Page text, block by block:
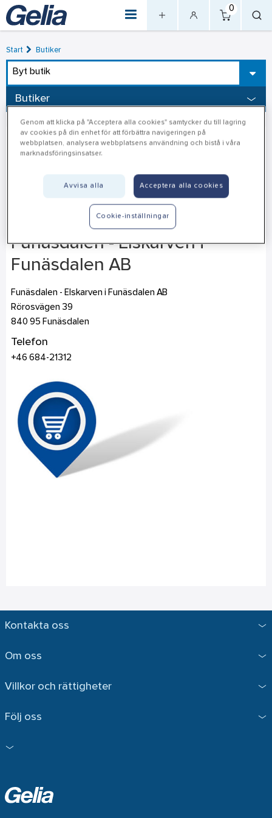
0
Start Butiker
Byt butik
Butiker
Funäsdalen - Elskarven i
Funäsdalen AB
Funäsdalen - Elskarven i Funäsdalen AB
Rörosvägen 39
840 95 Funäsdalen
Telefon
+46 684-21312
Kontakta oss
Om oss
Villkor och rättigheter
Följ oss
Genom att klicka på "Acceptera alla cookies" samtycker du till lagring
av cookies på din enhet för att förbättra navigeringen på
webbplatsen, analysera webbplatsens användning och bistå i våra
marknadsföringsinsatser.
Avvisa alla Acceptera alla cookies
Cookie-inställningar